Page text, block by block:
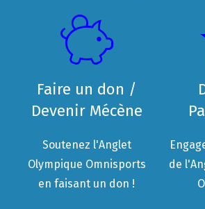
Faire un don /
Devenir Mécène
Soutenez l'Anglet
Olympique Omnisports
en faisant un don !
de